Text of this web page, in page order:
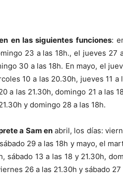
en las siguientes funciones:
23 a las 18h., el jueves 27
30 a las 18h. En mayo, el
10 a las 20.30h, jueves 11
a las 21.30h, domingo 21 a las
y domingo 28 a las 18h.
a Sam enabril, los días:
29 a las 18h y mayo, el
sábado 13 a las 18 y 21.30h,
26 a las 21.30h y sábado 27